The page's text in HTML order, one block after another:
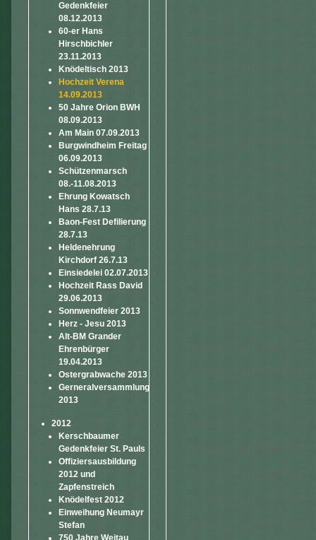
Gedenkfeier
08.12.2013
60-er Hans
Hirschbichler
23.11.2013
Knödeltisch 2013
Hochzeit Verena
14.09.2013
50 Jahre Orion BWH
08.09.2013
Am Main 07.09.2013
Burgwindheim Freitag
06.09.2013
Schützenmarsch
08.-11.08.2013
Ehrung Kowatsch
Hans 28.7.13
Baon-Fest Defilierung
28.7.13
Heldenehrung
Kirchdorf 26.7.13
Einsiedelei 02.07.2013
Hochzeit Rass David
29.06.2013
Sonnwendfeier 2013
Herz - Jesu 2013
Alt-BM Grander
Ehrenbürger
19.04.2013
Ostergrabwache 2013
Gerneralversammlung
2013
2012
Kerschbaumer
Gedenkfeier St. Pauls
Offiziersausbildung
2012 und
Zapfenstreich
Knödelfest 2012
Einweihung Neumayr
Stefan
750 Jahre Weitau